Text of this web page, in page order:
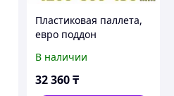
Пластиковая паллета,
евро поддон
1200 800 150мм на 2-х
полозьях серый
В наличии
32 360₸